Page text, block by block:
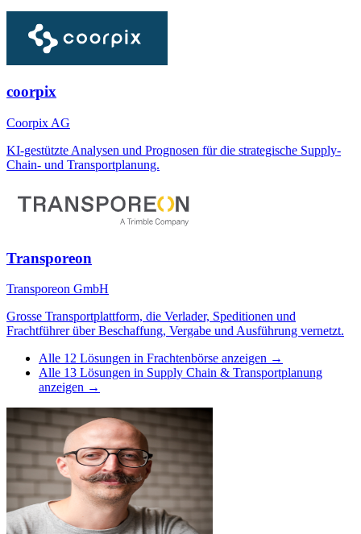
coorpix
Coorpix AG
KI-gestützte Analysen und Prognosen für die strategische Supply-
Chain- und Transportplanung.
Transporeon
Transporeon GmbH
Grosse Transportplattform, die Verlader, Speditionen und
Frachtführer über Beschaffung, Vergabe und Ausführung vernetzt.
Alle 12 Lösungen in Frachtenbörse anzeigen →
Alle 13 Lösungen in Supply Chain & Transportplanung
anzeigen →